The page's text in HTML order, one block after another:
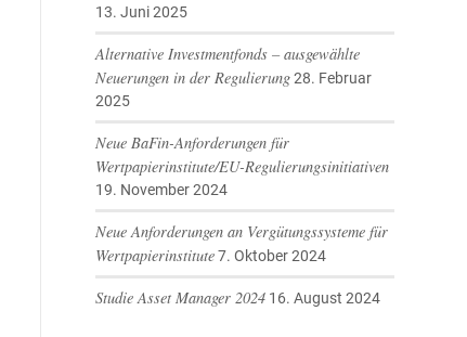
13. Juni 2025
Alternative Investmentfonds – ausgewählte
Neuerungen in der Regulierung28. Februar
2025
Neue BaFin-Anforderungen für
Wertpapierinstitute/EU-Regulierungsinitiativen
19. November 2024
Neue Anforderungen an Vergütungssysteme für
Wertpapierinstitute7. Oktober 2024
Studie Asset Manager 2024 16. August 2024